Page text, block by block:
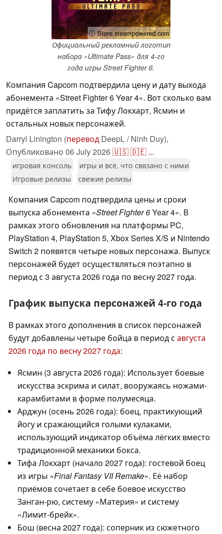
ⓘ Store.steampowered.com
Официальный рекламный логотип
набора «Ultimate Pass» для 4-го
года игры Street Fighter 6.
Компания Capcom подтвердила цену и дату выхода
абонемента «Street Fighter 6 Year 4». Вот сколько вам
придётся заплатить за Тифу Локхарт, Ясмин и
остальных новых персонажей.
Darryl Linington (перевод DeepL / Ninh Duy),
Опубликовано 06 July 2026🇺🇸🇩🇪 ...
игровая консоль
игры и всё, что связано с ними
Игровые релизы
свежие релизы
Компания Capcom подтвердила цены и сроки
выпуска абонемента «Street Fighter 6Year 4». В
рамках этого обновления на платформы PC,
PlayStation 4, PlayStation 5, Xbox Series X/S и Nintendo
Switch 2 появятся четыре новых персонажа. Выпуск
персонажей будет осуществляться поэтапно в
период с 3 августа 2026 года по весну 2027 года.
График выпуска персонажей 4-го года
В рамках этого дополнения в список персонажей
будут добавлены четыре бойца в период с августа
2026 года по весну 2027 года:
Ясмин (3 августа 2026 года): Использует боевые
искусства эскрима и силат, вооружаясь ножами-
карамбитами в форме полумесяца.
Арджун (осень 2026 года): боец, практикующий
йогу и сражающийся голыми кулаками,
использующий индикатор объёма лёгких вместо
традиционной механики бокса.
Тифа Локхарт (начало 2027 года): гостевой боец
из игры «Final Fantasy VII Remake». Её набор
приёмов сочетает в себе боевое искусство
Занган-рю, систему «Материя» и систему
«Лимит-брейк».
Бош (весна 2027 года): соперник из сюжетного